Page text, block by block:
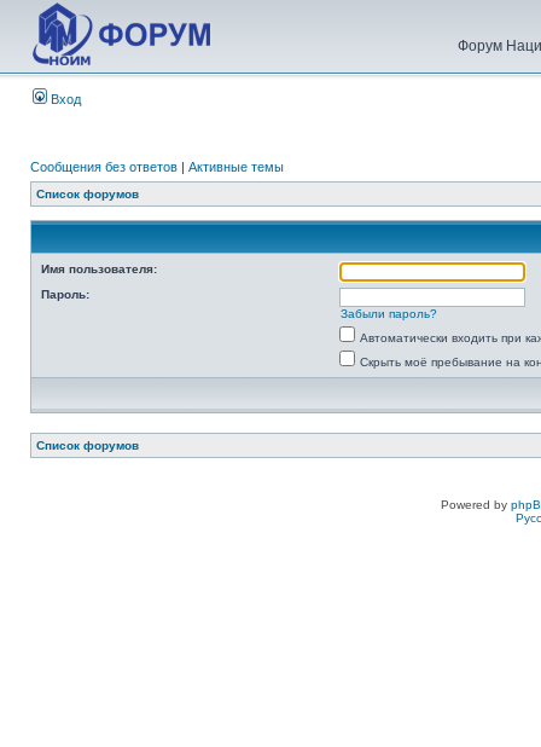
Форум
Вход
Сообщения без ответов | Активные темы
Список форумов
Имя пользователя:
Пароль:
Забыли пароль?
Автоматически входить при
Скрыть моё пребывание на
Список форумов
Powered by